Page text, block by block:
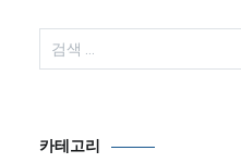
색:
카테고리